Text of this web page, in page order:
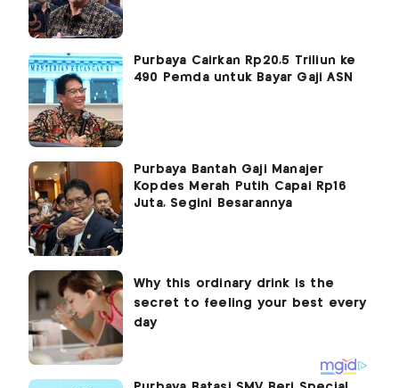
Purbaya Cairkan Rp20,5 Triliun ke
490 Pemda untuk Bayar Gaji ASN
Purbaya Bantah Gaji Manajer
Kopdes Merah Putih Capai Rp16
Juta, Segini Besarannya